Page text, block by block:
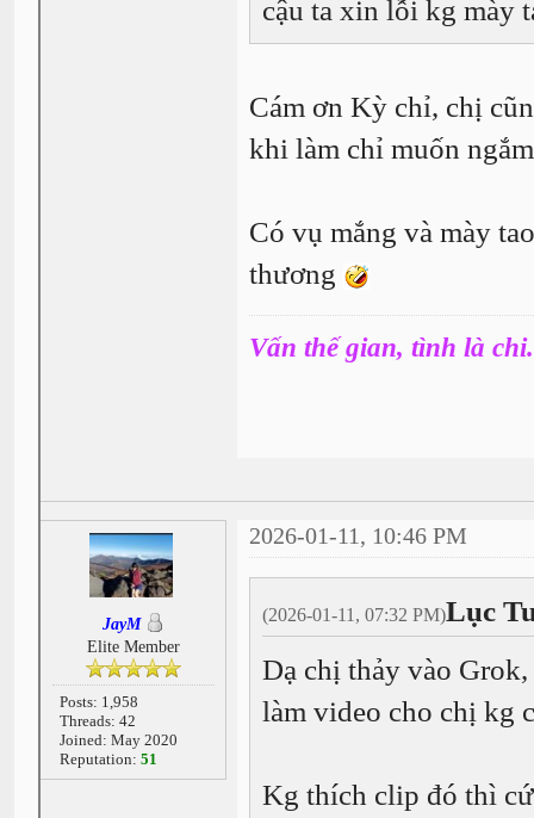
cậu ta xin lỗi kg mày
Cám ơn Kỳ chỉ, chị
khi làm chỉ muốn
Có vụ mắng và mày
thương
Vấn thế gian, tình là
JayM
Elite Member
Posts: 1,958
Threads: 42
Joined: May 2020
Reputation: 51
2026-01-11, 10:46 PM
(2026-01-11, 07:32 PM)Lục
Dạ chị thảy vào
làm video cho chị kg
Kg thích clip đó thì